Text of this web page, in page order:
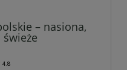
– nasiona,
4.8